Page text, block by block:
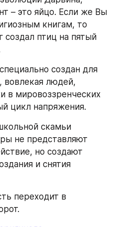
– это яйцо. Если же Вы
книгам, то
создал птиц на пятый
создан для
вовлекая людей,
в мировоззренческих
цикл напряжения.
скамьи
не представляют
но создают
и снятия
переходит в